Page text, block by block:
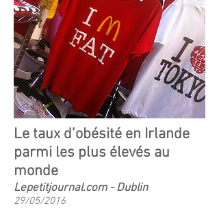
Le taux d’obésité en Irlande
parmi les plus élevés au
monde
Lepetitjournal.com - Dublin
29/05/2016